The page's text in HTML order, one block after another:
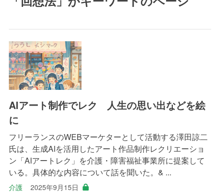
AIアート制作でレク 人生の思い出などを絵
に
フリーランスのWEBマーケターとして活動する澤田諒二
氏は、生成AIを活用したアート作品制作レクリエーショ
ン「AIアートレク」を介護・障害福祉事業所に提案して
いる。具体的な内容について話を聞いた。& ...
介護 2025年9月15日